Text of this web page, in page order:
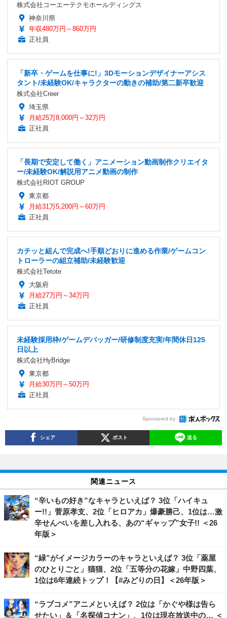
株式会社コーエーテクモホールディングス
神奈川県
年収480万円～860万円
正社員
「新卒・ゲームを仕事に!」3Dモーションデザイナーアシス
タント/未経験OK/キャラクターの動きの補助/第二新卒歓迎
株式会社Creer
埼玉県
月給25万8,000円～32万円
正社員
「長期で安定して働く」アニメーション動画制作クリエイタ
ー/未経験OK/解説用アニメ動画の制作
株式会社RIOT GROUP
東京都
月給31万5,200円～60万円
正社員
カチッと組んで完成へ!手順どおりに進める作業/ゲームコン
トローラーの組立補助/未経験歓迎
株式会社Tetote
大阪府
月給27万円～34万円
正社員
未経験採用枠/ゲームデバッガー/研修制度充実/年間休日125
日以上
株式会社HyBridge
東京都
月給30万円～50万円
正社員
Sponsored by
シェア ポスト 送る
関連ニュース
“辛いもの好き”なキャラといえば？ 3位「ハイキュ
ー!!」菅原孝支、2位「ヒロアカ」爆豪勝己、1位は…激
辛せんべいを差し入れる、あの“ギャップ”女子!! ＜26
年版＞
“緑”がイメージカラーのキャラといえば？ 3位「薬屋
のひとりごと」猫猫、2位「五等分の花嫁」中野四葉、
1位は6年連続トップ！【#みどりの日】＜26年版＞
“ラブコメ”アニメといえば？ 2位は「かぐや様は告ら
せたい」＆「名探偵コナン」、1位は現在放送中の… ＜